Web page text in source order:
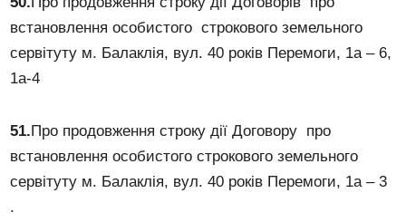
встановлення особистого строкового земельного
сервітуту м. Балаклія, вул. 40 років Перемоги, 1а – 6,
1а-4
51.Про продовження строку дії Договору про
встановлення особистого строкового земельного
сервітуту м. Балаклія, вул. 40 років Перемоги, 1а – 3
.